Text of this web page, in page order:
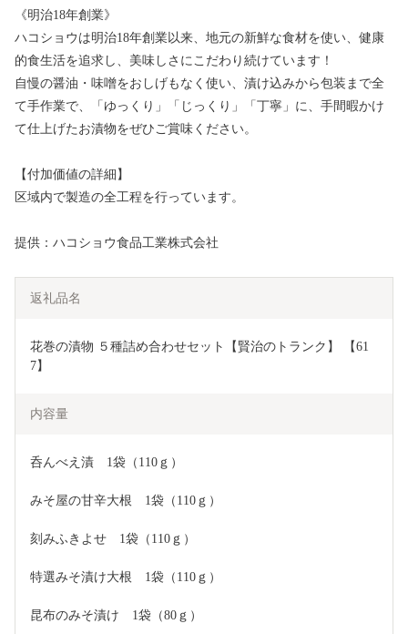
《明治18年創業》
ハコショウは明治18年創業以来、地元の新鮮な食材を使い、健康
的食生活を追求し、美味しさにこだわり続けています！
自慢の醤油・味噌をおしげもなく使い、漬け込みから包装まで全
て手作業で、「ゆっくり」「じっくり」「丁寧」に、手間暇かけ
て仕上げたお漬物をぜひご賞味ください。
【付加価値の詳細】
区域内で製造の全工程を行っています。
提供：ハコショウ食品工業株式会社
返礼品名
花巻の漬物 ５種詰め合わせセット【賢治のトランク】 【61
7】
内容量
呑んべえ漬　1袋（110ｇ）
みそ屋の甘辛大根　1袋（110ｇ）
刻みふきよせ　1袋（110ｇ）
特選みそ漬け大根　1袋（110ｇ）
昆布のみそ漬け　1袋（80ｇ）